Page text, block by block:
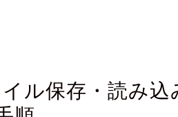
ル保存・読み